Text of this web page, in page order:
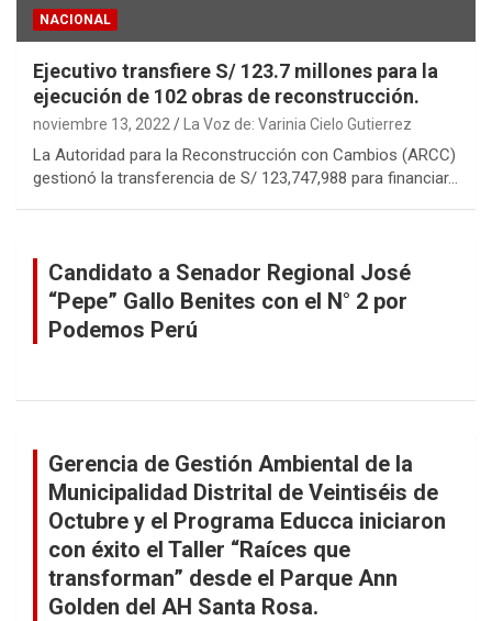
NACIONAL
Ejecutivo transfiere S/ 123.7 millones para la
ejecución de 102 obras de reconstrucción.
noviembre 13, 2022 La Voz de: Varinia Cielo Gutierrez
La Autoridad para la Reconstrucción con Cambios (ARCC)
gestionó la transferencia de S/ 123,747,988 para financiar…
Candidato a Senador Regional José
“Pepe” Gallo Benites con el N° 2 por
Podemos Perú
Gerencia de Gestión Ambiental de la
Municipalidad Distrital de Veintiséis de
Octubre y el Programa Educca iniciaron
con éxito el Taller “Raíces que
transforman” desde el Parque Ann
Golden del AH Santa Rosa.